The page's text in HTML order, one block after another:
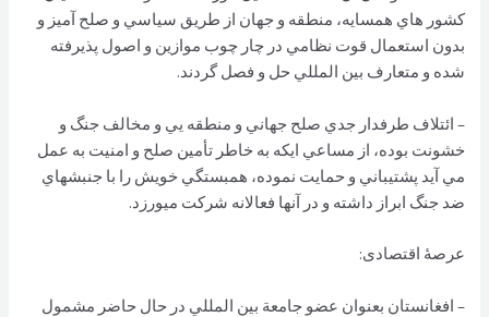
كشور هاي همسايه، منطقه و جهان از طريق سياسي و صلح آميز و
بدون استعمال قوت نظامي در چار چوب موازين و اصول پذيرفته
شده و متعارف بين المللي حل و فصل گردند.
– ائتلاف طرفدار جدي صلح جهاني و منطقه يي و مخالف جنگ و
خشونت بوده، از مساعي ایكه به خاطر تأمين صلح و امنيت به عمل
مي آيد پشتيباني و حمايت نموده، همبستگي خويش را با جنبشهاي
ضد جنگ ابراز داشته و در آنها فعالانه شركت ميورزد.
عرصۀ اقتصادی:
– افغانستان بعنوان عضو جامعة بين المللي در حال حاضر مشمول